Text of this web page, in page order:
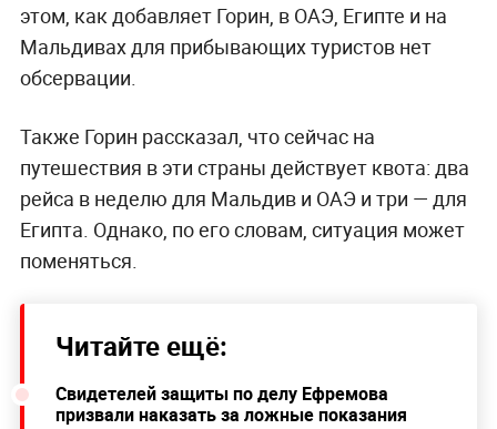
этом, как добавляет Горин, в ОАЭ, Египте и на
Мальдивах для прибывающих туристов нет
обсервации.
Также Горин рассказал, что сейчас на
путешествия в эти страны действует квота: два
рейса в неделю для Мальдив и ОАЭ и три — для
Египта. Однако, по его словам, ситуация может
поменяться.
Читайте ещё:
Свидетелей защиты по делу Ефремова
призвали наказать за ложные показания